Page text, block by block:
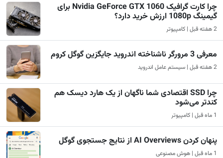
چرا کارت گرافیک Nvidia GeForce GTX 1060 برای
گیمینگ 1080p ارزش خرید دارد؟
2 هفته قبل | کامپیوتر
معرفی 3 مرورگر ناشناخته اندروید جایگزین گوگل کروم
2 هفته قبل | سیستم عامل اندروید
چرا SSD اقتصادی شما ناگهان از یک هارد دیسک هم
کندتر می‌شود
1 ماه قبل | کامپیوتر
پنهان کردن AI Overviews از نتایج جستجوی گوگل
1 ماه قبل | هوش مصنوعی